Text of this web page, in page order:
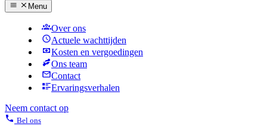
Menu
Over ons
Actuele wachttijden
Kosten en vergoedingen
Ons team
Contact
Ervaringsverhalen
Neem contact op
Bel ons